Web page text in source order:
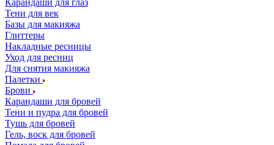
Карандаши для глаз
Тени для век
Базы для макияжа
Глиттеры
Накладные ресницы
Уход для ресниц
Для снятия макияжа
Палетки
Брови
Карандаши для бровей
Тени и пудра для бровей
Тушь для бровей
Гель, воск для бровей